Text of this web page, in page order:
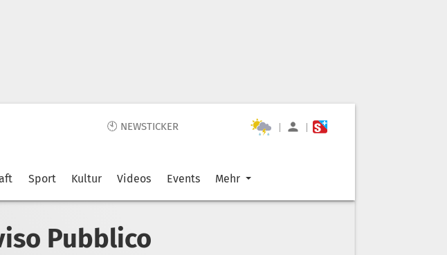
🕙 NEWSTICKER | |
Sport Kultur Videos Events Mehr
Pubblico